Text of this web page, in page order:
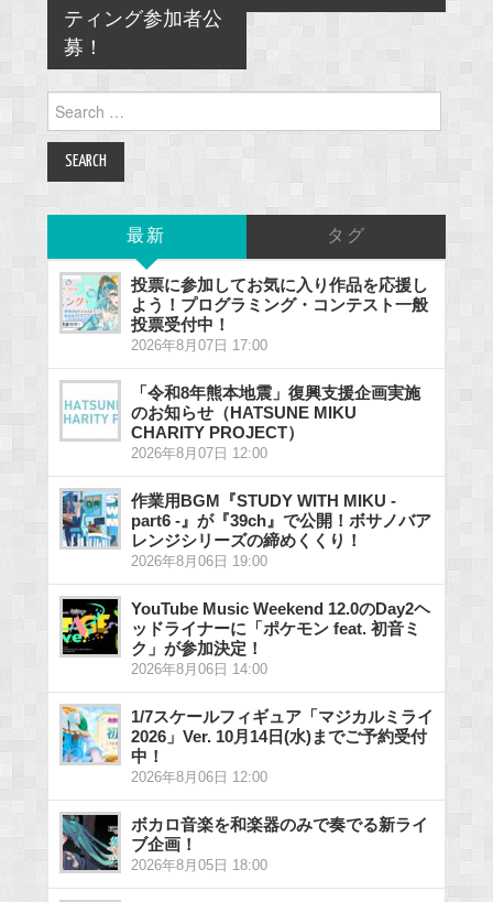
ティング参加者公
募！
Search
for:
最新 タグ
投票に参加してお気に入り作品を応援し
よう！プログラミング・コンテスト一般
投票受付中！
2026年8月07日 17:00
「令和8年熊本地震」復興支援企画実施
のお知らせ（HATSUNE MIKU
CHARITY PROJECT）
2026年8月07日 12:00
作業用BGM『STUDY WITH MIKU -
part6 -』が『39ch』で公開！ボサノバア
レンジシリーズの締めくくり！
2026年8月06日 19:00
YouTube Music Weekend 12.0のDay2ヘ
ッドライナーに「ポケモン feat. 初音ミ
ク」が参加決定！
2026年8月06日 14:00
1/7スケールフィギュア「マジカルミライ
2026」Ver. 10月14日(水)までご予約受付
中！
2026年8月06日 12:00
ボカロ音楽を和楽器のみで奏でる新ライ
ブ企画！
2026年8月05日 18:00